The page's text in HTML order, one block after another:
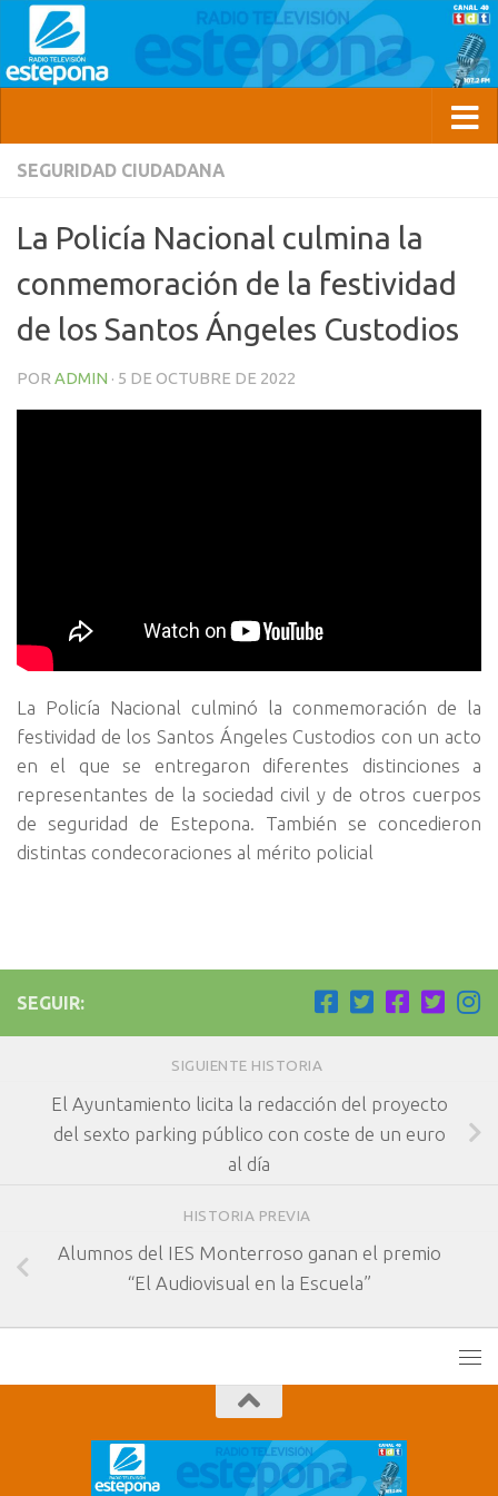
SEGURIDAD CIUDADANA
La Policía Nacional culmina la
conmemoración de la festividad
de los Santos Ángeles Custodios
POR ADMIN · 5 DE OCTUBRE DE 2022
La Policía Nacional culminó la conmemoración de la
festividad de los Santos Ángeles Custodios con un acto
en el que se entregaron diferentes distinciones a
representantes de la sociedad civil y de otros cuerpos
de seguridad de Estepona. También se concedieron
distintas condecoraciones al mérito policial
SEGUIR:
SIGUIENTE HISTORIA
El Ayuntamiento licita la redacción del proyecto
del sexto parking público con coste de un euro
al día
HISTORIA PREVIA
Alumnos del IES Monterroso ganan el premio
“El Audiovisual en la Escuela”